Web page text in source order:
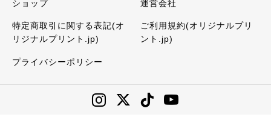
ショップ 運営会社
特定商取引に関する表記(オ
リジナルプリント.jp)
ご利用規約(オリジナルプリ
ント.jp)
プライバシーポリシー